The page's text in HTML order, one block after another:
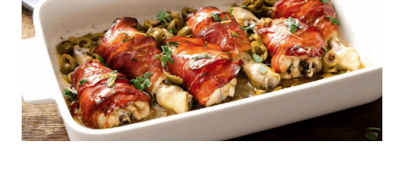
News Cinema
News Musica
News Spettacolo
News dal mondo